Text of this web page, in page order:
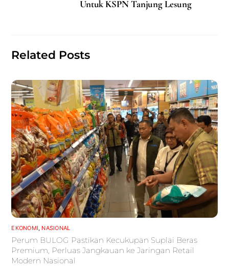
Untuk KSPN Tanjung Lesung
Related Posts
EKONOMI, NASIONAL
Perum BULOG Pastikan Kecukupan Suplai Beras
Premium, Perluas Jangkauan ke Jaringan Retail
Modern Nasional